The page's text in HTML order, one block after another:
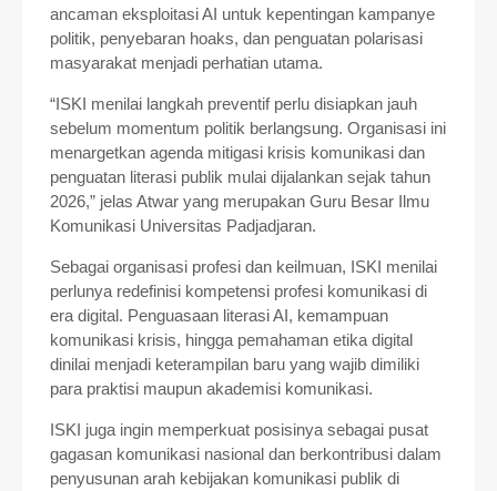
ancaman eksploitasi AI untuk kepentingan kampanye
politik, penyebaran hoaks, dan penguatan polarisasi
masyarakat menjadi perhatian utama.
“ISKI menilai langkah preventif perlu disiapkan jauh
sebelum momentum politik berlangsung. Organisasi ini
menargetkan agenda mitigasi krisis komunikasi dan
penguatan literasi publik mulai dijalankan sejak tahun
2026,” jelas Atwar yang merupakan Guru Besar Ilmu
Komunikasi Universitas Padjadjaran.
Sebagai organisasi profesi dan keilmuan, ISKI menilai
perlunya redefinisi kompetensi profesi komunikasi di
era digital. Penguasaan literasi AI, kemampuan
komunikasi krisis, hingga pemahaman etika digital
dinilai menjadi keterampilan baru yang wajib dimiliki
para praktisi maupun akademisi komunikasi.
ISKI juga ingin memperkuat posisinya sebagai pusat
gagasan komunikasi nasional dan berkontribusi dalam
penyusunan arah kebijakan komunikasi publik di